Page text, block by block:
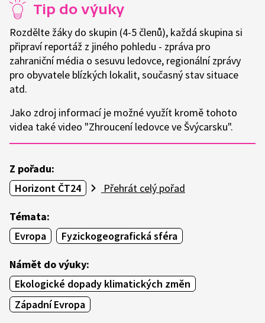
Tip do výuky
Rozdělte žáky do skupin (4-5 členů), každá skupina si
připraví reportáž z jiného pohledu - zpráva pro
zahraniční média o sesuvu ledovce, regionální zprávy
pro obyvatele blízkých lokalit, současný stav situace
atd.
Jako zdroj informací je možné využít kromě tohoto
videa také video "Zhroucení ledovce ve Švýcarsku".
Z pořadu:
Horizont ČT24
Přehrát celý pořad
Témata:
Evropa
Fyzickogeografická sféra
Námět do výuky:
Ekologické dopady klimatických změn
Západní Evropa